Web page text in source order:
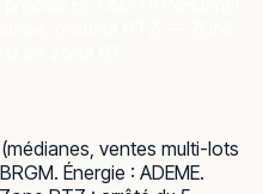
(médianes, ventes multi-lots
. Énergie : ADEME.